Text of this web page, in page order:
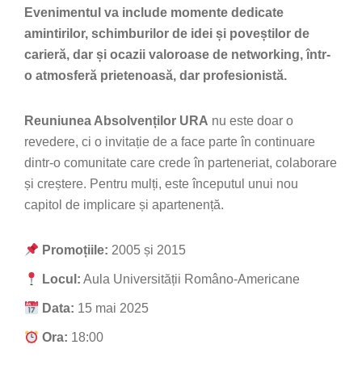
Evenimentul va include momente dedicate
amintirilor, schimburilor de idei și poveștilor de
carieră, dar și ocazii valoroase de networking, într-
o atmosferă prietenoasă, dar profesionistă.
Reuniunea Absolvenților URA nu este doar o
revedere, ci o invitație de a face parte în continuare
dintr-o comunitate care crede în parteneriat, colaborare
și creștere. Pentru mulți, este începutul unui nou
capitol de implicare și apartenență.
Promoțiile: 2005 și 2015
Locul: Aula Universității Româno-Americane
Data: 15 mai 2025
Ora: 18:00